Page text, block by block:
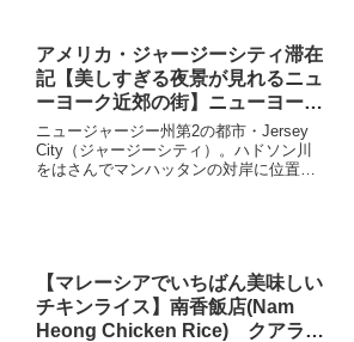
アメリカ・ジャージーシティ滞在
記【美しすぎる夜景が見れるニュ
ーヨーク近郊の街】ニューヨーク
の夜景を眺めるベストエリア
（高画質動画あり）
ニュージャージー州第2の都市・Jersey
City（ジャージーシティ）。ハドソン川
をはさんでマンハッタンの対岸に位置す
【マレーシアでいちばん美味しい
チキンライス】南香飯店(Nam
Heong Chicken Rice) クアラル